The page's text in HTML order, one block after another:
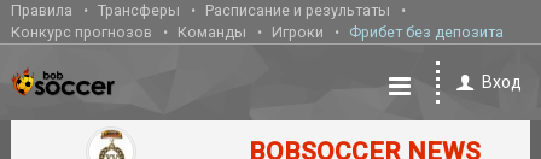
Правила Трансферы
Расписание и результаты
Конкурс прогнозов
Команды Игроки Фрибет без депозита
Вход
BOBSOCCER NEWS